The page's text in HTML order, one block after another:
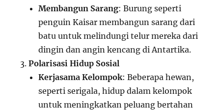
Membangun Sarang: Burung seperti
penguin Kaisar membangun sarang dari
batu untuk melindungi telur mereka dari
dingin dan angin kencang di Antartika.
Polarisasi Hidup Sosial
Kerjasama Kelompok: Beberapa hewan,
seperti serigala, hidup dalam kelompok
untuk meningkatkan peluang bertahan